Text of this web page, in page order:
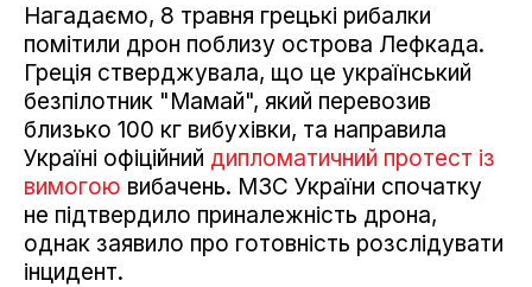
Нагадаємо, 8 травня грецькі рибалки
помітили дрон поблизу острова Лефкада.
Греція стверджувала, що це український
безпілотник "Мамай", який перевозив
близько 100 кг вибухівки, та направила
Україні офіційний дипломатичний протест із
вимогою вибачень. МЗС України спочатку
не підтвердило приналежність дрона,
однак заявило про готовність розслідувати
інцидент.